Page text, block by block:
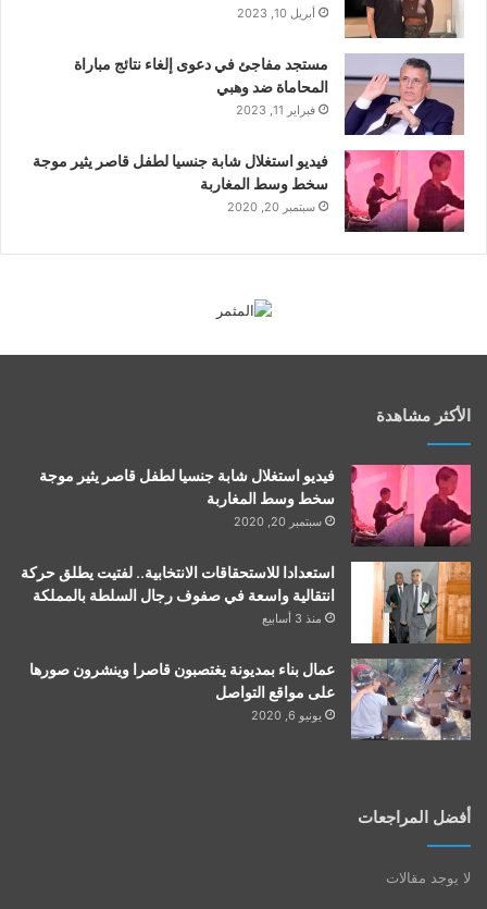
أبريل 10, 2023
مستجد مفاجئ في دعوى إلغاء نتائج مباراة
المحاماة ضد وهبي
فبراير 11, 2023
فيديو استغلال شابة جنسيا لطفل قاصر يثير موجة
سخط وسط المغاربة
سبتمبر 20, 2020
الأكثر مشاهدة
فيديو استغلال شابة جنسيا لطفل قاصر يثير موجة
سخط وسط المغاربة
سبتمبر 20, 2020
استعدادا للاستحقاقات الانتخابية.. لفتيت يطلق حركة
انتقالية واسعة في صفوف رجال السلطة بالمملكة
منذ 3 أسابيع
عمال بناء بمديونة يغتصبون قاصرا وينشرون صورها
على مواقع التواصل
يونيو 6, 2020
أفضل المراجعات
لا يوجد مقالات